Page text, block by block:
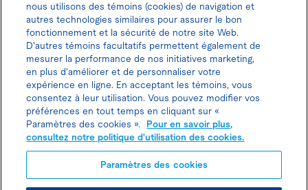
Donnez votre avis pour gagner 100$
Politique d'utilisation des cookies
Politique de protection des
renseignements personnels
nous utilisons des témoins (cookies) de navigation et
autres technologies similaires pour assurer le bon
fonctionnement et la sécurité de notre site Web.
D'autres témoins facultatifs permettent également de
mesurer la performance de nos initiatives marketing,
en plus d'améliorer et de personnaliser votre
expérience en ligne. En acceptant les témoins, vous
consentez à leur utilisation. Vous pouvez modifier vos
préférences en tout temps en cliquant sur «
Paramètres des cookies ».
Pour en savoir plus,
consultez notre politique d'utilisation des cookies.
Paramètres des cookies